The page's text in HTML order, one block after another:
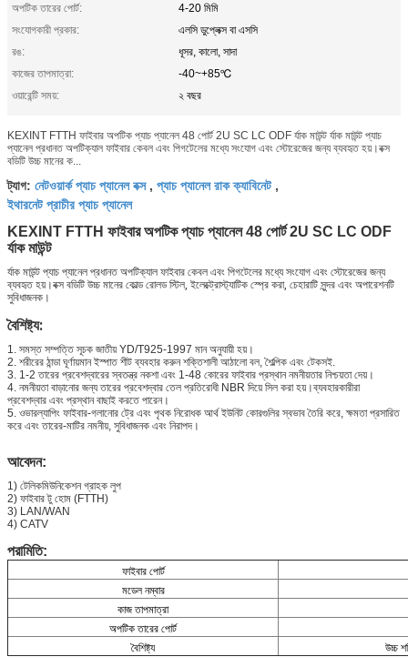
অপটিক তারের পোর্ট:
4-20 মিমি
সংযোগকারী প্রকার:
এলসি ডুপ্লেক্স বা এসসি
রঙ:
ধূসর, কালো, সাদা
কাজের তাপমাত্রা:
-40~+85℃
ওয়ারেন্টি সময়:
২ বছর
KEXINT FTTH ফাইবার অপটিক প্যাচ প্যানেল 48 পোর্ট 2U SC LC ODF র্যাক মাউন্ট র্যাক মাউন্ট প্যাচ
প্যানেল প্রধানত অপটিক্যাল ফাইবার কেবল এবং পিগটেলের মধ্যে সংযোগ এবং স্টোরেজের জন্য ব্যবহৃত হয়।বক্স
বডিটি উচ্চ মানের ক...
ট্যাগ: নেটওয়ার্ক প্যাচ প্যানেল বক্স, প্যাচ প্যানেল রাক ক্যাবিনেট,
ইথারনেট প্রাচীর প্যাচ প্যানেল
KEXINT FTTH ফাইবার অপটিক প্যাচ প্যানেল 48 পোর্ট 2U SC LC ODF
র্যাক মাউন্ট
র্যাক মাউন্ট প্যাচ প্যানেল প্রধানত অপটিক্যাল ফাইবার কেবল এবং পিগটেলের মধ্যে সংযোগ এবং স্টোরেজের জন্য
ব্যবহৃত হয়।বক্স বডিটি উচ্চ মানের কোল্ড রোলড স্টিল, ইলেক্ট্রোস্ট্যাটিক স্প্রে করা, চেহারাটি সুন্দর এবং অপারেশনটি
সুবিধাজনক।
বৈশিষ্ট্য:
1. সমস্ত সম্পত্তি সূচক জাতীয় YD/T925-1997 মান অনুযায়ী হয়।
2. শরীরের ঠান্ডা ঘূর্ণায়মান ইস্পাত শীট ব্যবহার করুন শক্তিশালী আঠালো বল, শৈল্পিক এবং টেকসই.
3. 1-2 তারের প্রবেশদ্বারের স্বতন্ত্র নকশা এবং 1-48 কোরের ফাইবার প্রস্থান নমনীয়তার নিশ্চয়তা দেয়।
4. নমনীয়তা বাড়ানোর জন্য তারের প্রবেশদ্বার তেল প্রতিরোধী NBR দিয়ে সিল করা হয়।ব্যবহারকারীরা
প্রবেশদ্বার এবং প্রস্থান বাছাই করতে পারেন।
5. ওভারল্যাপিং ফাইবার-গলানোর ট্রে এবং পৃথক নিরোধক আর্থ ইউনিট কোরগুলির স্বভাব তৈরি করে, ক্ষমতা প্রসারিত
করে এবং তারের-মাটির নমনীয়, সুবিধাজনক এবং নিরাপদ।
আবেদন:
1) টেলিকমিউনিকেশন গ্রাহক লুপ
2) ফাইবার টু হোম (FTTH)
3) LAN/WAN
4) CATV
পরামিতি:
ফাইবার পোর্ট
মডেল নম্বার
কাজ তাপমাত্রা
অপটিক তারের পোর্ট
বৈশিষ্ট্য
উচ্চ